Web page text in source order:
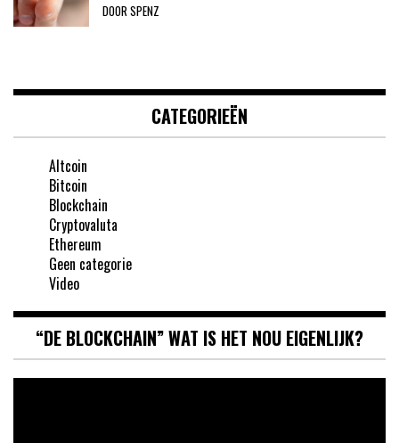
DOOR SPENZ
CATEGORIEËN
Altcoin
Bitcoin
Blockchain
Cryptovaluta
Ethereum
Geen categorie
Video
“DE BLOCKCHAIN” WAT IS HET NOU EIGENLIJK?